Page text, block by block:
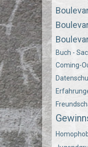
Buch -
Coming-